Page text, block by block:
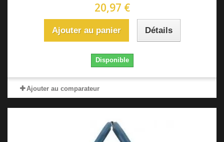
20,97 €
Ajouter au panier Détails
Disponible
Ajouter au comparateur